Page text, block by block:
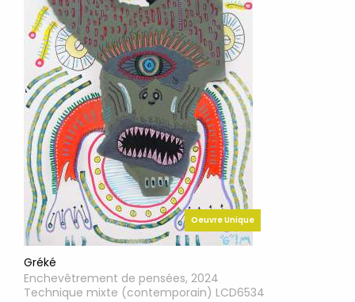
Oeuvre Unique
Gréké
Enchevêtrement de pensées, 2024
Technique mixte (contemporain) LCD6534